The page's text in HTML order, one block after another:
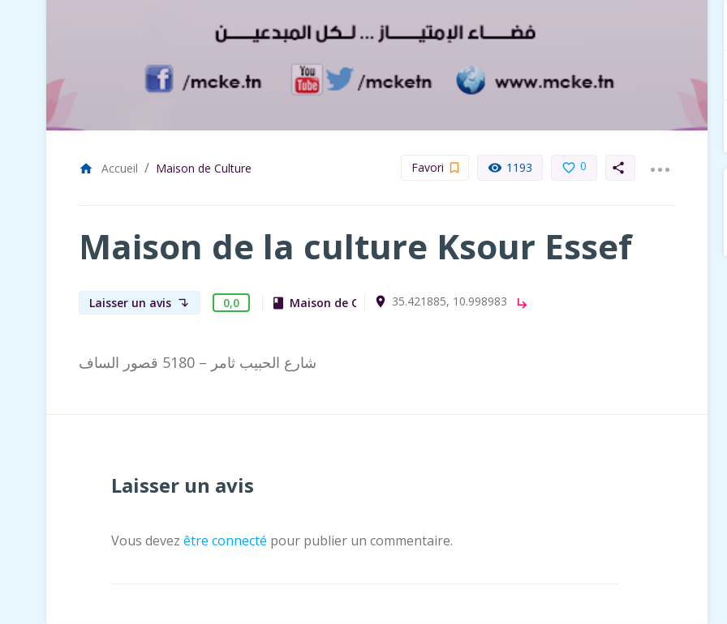
home Accueil Maison de Culture Favori bookmark_border remove_red_eye 1193 favorite_border 0 share ...
Maison de la culture Ksour Essef
Laisser un avis subdirectory_arrow_left 0,0 book Maison de Culture
room 35.421885, 10.998983 subdirectory_arrow_right
شارع الحبيب ثامر – 5180 قصور الساف
Laisser un avis
Vous devez être connecté pour publier un commentaire.